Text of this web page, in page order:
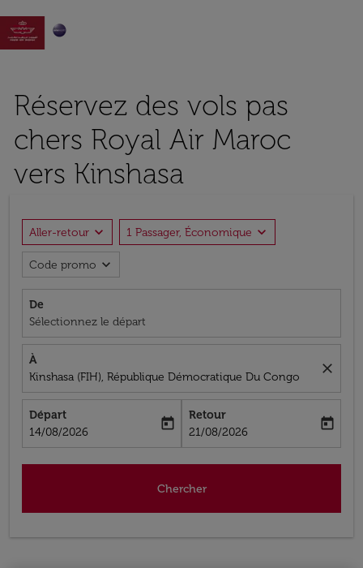

Réservez des vols pas
chers Royal Air Maroc
vers Kinshasa
Aller-retour expand_more 1 Passager, Économique expand_more
Code promo expand_more
De
Sélectionnez le départ
À
Kinshasa (FIH), République Démocratique Du Congo
close
Départ
fc-booking-departure-date-aria-label
14/08/2026
today
Retour
fc-booking-return-date-aria-label
21/08/2026
today
Chercher